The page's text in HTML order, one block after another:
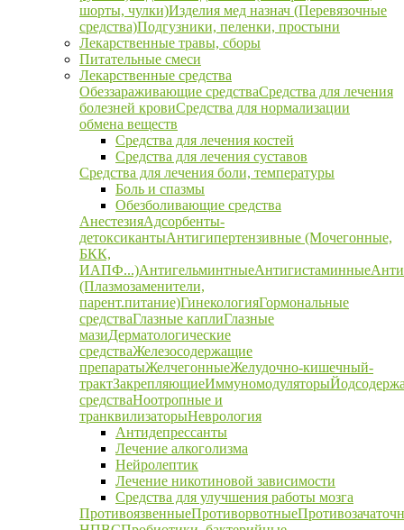
шорты, чулки)Изделия мед назнач (Перевязочные
средства)Подгузники, пеленки, простыни
Лекарственные травы, сборы
Питательные смеси
Лекарственные средства
Обеззараживающие средстваСредства для лечения
болезней кровиСредства для нормализации
обмена веществ
Средства для лечения костей
Средства для лечения суставов
Средства для лечения боли, температуры
Боль и спазмы
Обезболивающие средства
АнестезияАдсорбенты-
детоксикантыАнтигипертензивные (Мочегонные,
БКК,
ИАПФ...)АнтигельминтныеАнтигистаминные
(Плазмозаменители,
парент.питание)ГинекологияГормональные
средстваГлазные каплиГлазные
мазиДерматологические
средстваЖелезосодержащие
препаратыЖелчегонныеЖелудочно-кишечный-
трактЗакрепляющиеИммуномодуляторы
средстваНоотропные и
транквилизаторыНеврология
Антидепрессанты
Лечение алкоголизма
Нейролептик
Лечение никотиновой зависимости
Средства для улучшения работы мозга
ПротивоязвенныеПротиворвотные